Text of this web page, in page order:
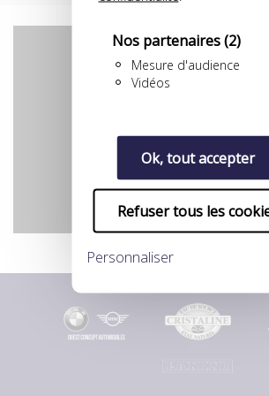
Nos partenaires(2)
Mesure d'audience
Vidéos
Ok, tout accepter
Refuser tous les
Personnaliser